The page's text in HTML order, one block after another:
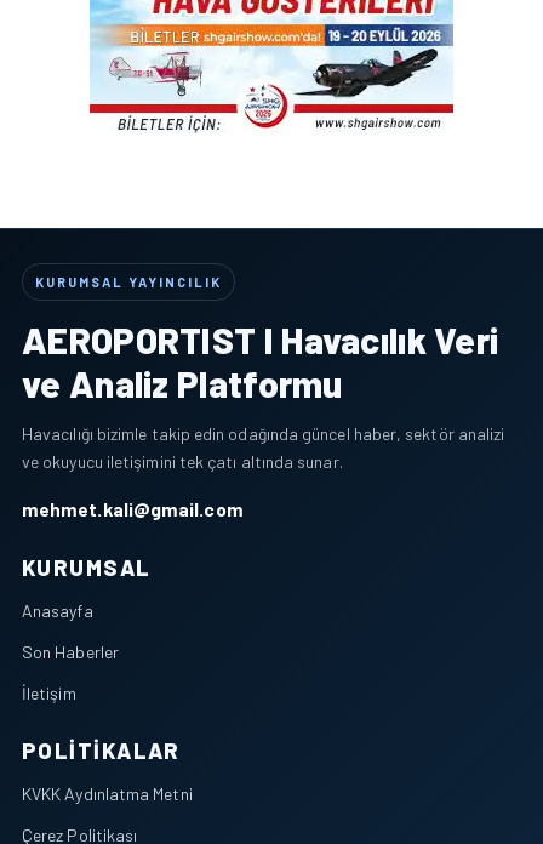
KURUMSAL YAYINCILIK
AEROPORTIST I Havacılık Veri
ve Analiz Platformu
Havacılığı bizimle takip edin odağında güncel haber, sektör analizi
ve okuyucu iletişimini tek çatı altında sunar.
mehmet.kali@gmail.com
KURUMSAL
Anasayfa
Son Haberler
İletişim
POLITIKALAR
KVKK Aydınlatma Metni
Çerez Politikası